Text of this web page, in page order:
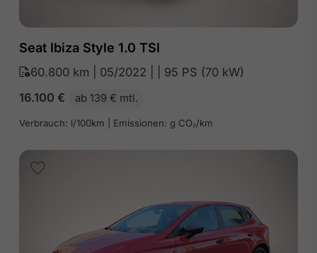
Seat Ibiza Style 1.0 TSI
60.800 km | 05/2022 | | 95 PS (70 kW)
16.100 € ab 139 € mtl.
Verbrauch: l/100km | Emissionen: g CO₂/km